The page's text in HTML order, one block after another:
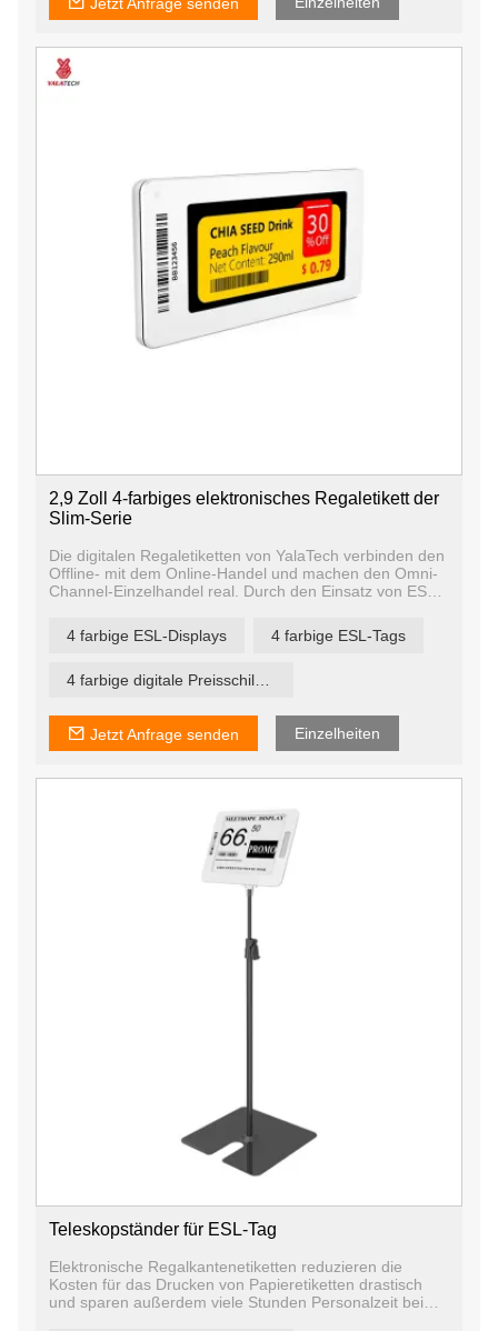
2,9 Zoll 4-farbiges elektronisches Regaletikett der
Slim-Serie
Die digitalen Regaletiketten von YalaTech verbinden den
Offline- mit dem Online-Handel und machen den Omni-
Channel-Einzelhandel real. Durch den Einsatz von ESL-
System sorgt für eine zuverlässige Datenkongruenz
zwischen Onlineshop, Regal und Kasse.
Sekundenschnelle flexibel angepasst werden. Digitale
Preisaktualisierung erheblich und reduzieren die
Fehlerquellen bei der Preisgestaltung.
4 farbige ESL-Displays 4 farbige ESL-Tags
Jetzt Anfrage senden Einzelheiten
Teleskopständer für ESL-Tag
Elektronische Regalkantenetiketten reduzieren die
Kosten für das Drucken von Papieretiketten drastisch
und sparen außerdem viele Stunden Personalzeit beim